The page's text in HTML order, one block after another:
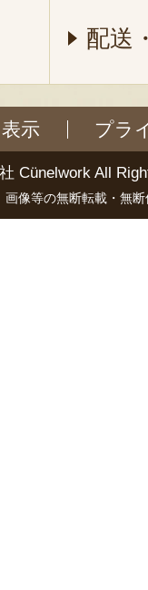
配送
示 プラ
Cünelwork All
画像等の無断転載・無